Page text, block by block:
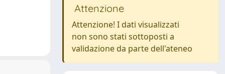
Attenzione
Attenzione! I dati visualizzati
non sono stati sottoposti a
validazione da parte dell'ateneo